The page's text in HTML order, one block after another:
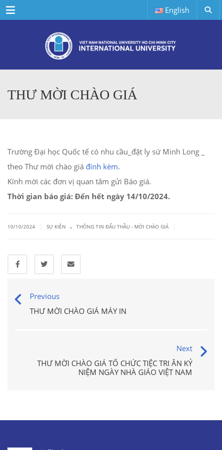
Menu English
THƯ MỜI CHÀO GIÁ
Trường Đại học Quốc tế có nhu cầu_đặt ly sứ Minh Long _
theo Thư mời chào giá đính kèm.
Kính mời các đơn vị quan tâm gửi Báo giá.
Thời gian báo giá: Đến hết ngày 14/10/2024.
10/10/2024 SỰ KIỆN . THÔNG TIN ĐẤU THẦU - MỜI CHÀO GIÁ
Previous
THƯ MỜI CHÀO GIÁ MÁY IN
Next
THƯ MỜI CHÀO GIÁ TỔ CHỨC TIỆC TRI ÂN KỶ
NIỆM NGÀY NHÀ GIÁO VIỆT NAM